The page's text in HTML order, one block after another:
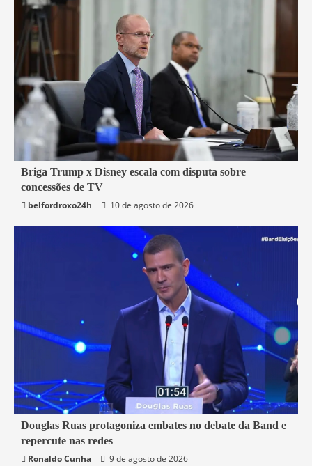
4 min read
Mundo
Briga Trump x Disney escala com disputa sobre
concessões de TV
belfordroxo24h
10 de agosto de 2026
4 min read
Política
Rio de Janeiro
Douglas Ruas protagoniza embates no debate da Band e
repercute nas redes
Ronaldo Cunha
9 de agosto de 2026